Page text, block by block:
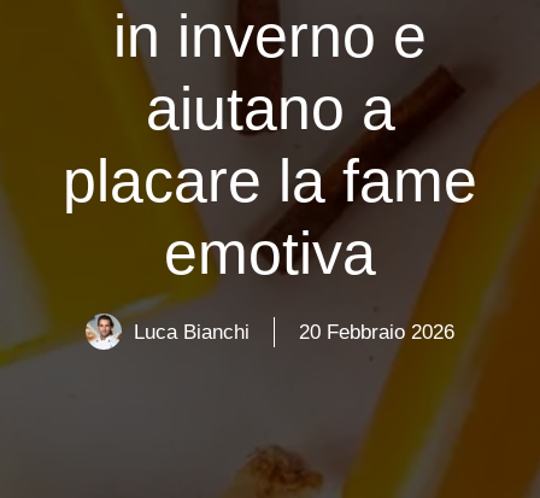
in inverno e
aiutano a
placare la fame
emotiva
Luca Bianchi 20 Febbraio 2026